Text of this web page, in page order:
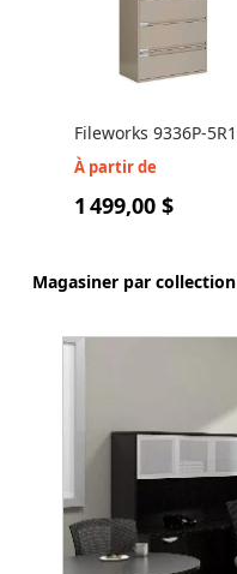
Fileworks 9336P-
Classeur latéral 5
À partir de
1 499,00 $
Magasiner par